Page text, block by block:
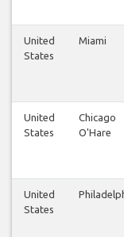
United
States
Miami
United
States
Chicago
O'Hare
United
States